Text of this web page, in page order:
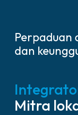
Perpaduan
dan
Mitra